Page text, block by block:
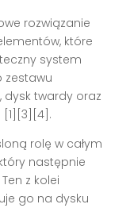
rozwiązanie
które
system
zestawu
dysk twardy oraz
[1][3][4].
rolę w całym
następnie
z kolei
go na dysku